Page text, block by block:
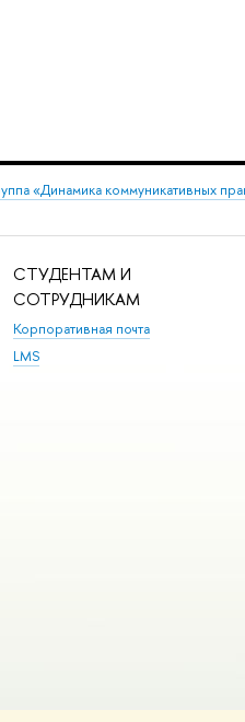
«Динамика коммуникативных
СТУДЕНТАМ И
СОТРУДНИКАМ
Корпоративная почта
LMS